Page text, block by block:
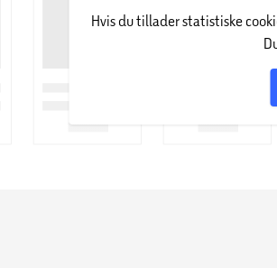
med fokus på brugervenlighed og giver
effekt til hurtig tørring* og to-vejs
For at opnå de bedste resultater
din styling.
Hvis du tillader statistiske